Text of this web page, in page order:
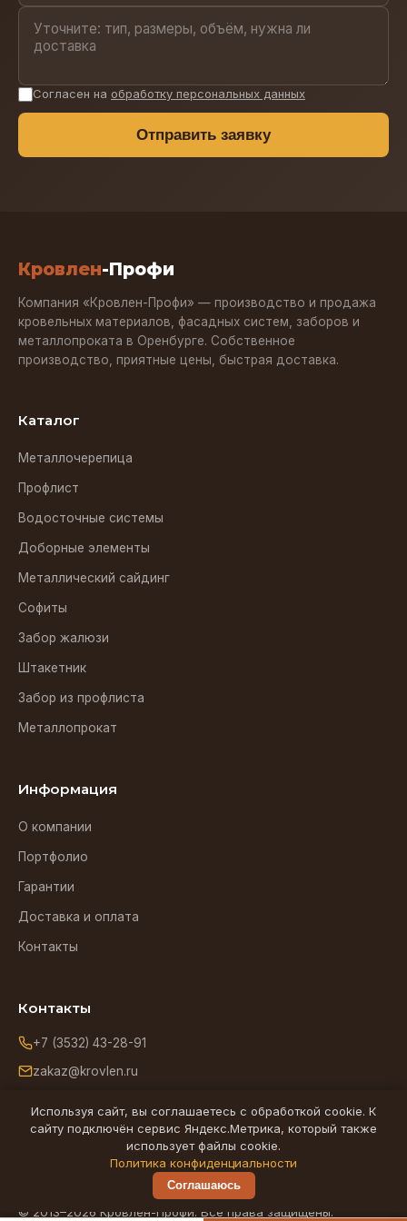
Согласен на обработку персональных данных
Отправить заявку
Кровлен-Профи
Компания «Кровлен-Профи» — производство и продажа
кровельных материалов, фасадных систем, заборов и
металлопроката в Оренбурге. Собственное
производство, приятные цены, быстрая доставка.
Каталог
Металлочерепица
Профлист
Водосточные системы
Доборные элементы
Металлический сайдинг
Софиты
Забор жалюзи
Штакетник
Забор из профлиста
Металлопрокат
Информация
О компании
Портфолио
Гарантии
Доставка и оплата
Контакты
Контакты
+7 (3532) 43-28-91
zakaz@krovlen.ru
Ищем надёжного подрядчика по кровельным работам в
partner@krovlen.ru
© 2013–2026 Кровлен-Профи. Все права защищены.
Используя сайт, вы соглашаетесь с обработкой cookie. К
сайту подключён сервис Яндекс.Метрика, который также
использует файлы cookie.
Политика конфиденциальности
Соглашаюсь